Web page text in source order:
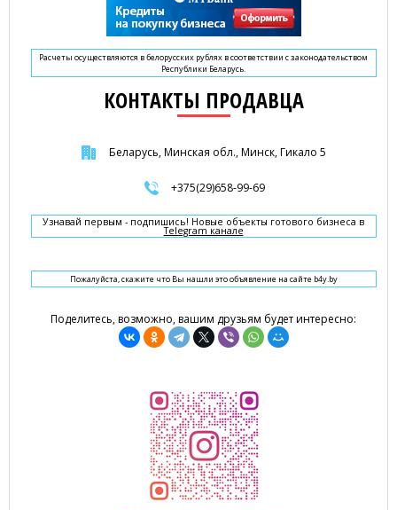
Расчеты осуществляются в белорусских рублях в соответствии с законодательством
Республики Беларусь.
КОНТАКТЫ ПРОДАВЦА
Беларусь, Минская обл., Минск, Гикало 5
+375(29)658-99-69
Узнавай первым - подпишись! Новые объекты готового бизнеса в
Telegram канале
Пожалуйста, скажите что Вы нашли это объявление на сайте b4y.by
Поделитесь, возможно, вашим друзьям будет интересно: